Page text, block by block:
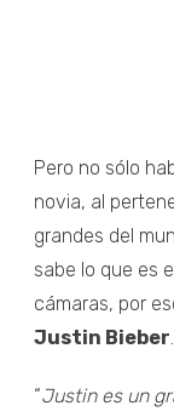
Pero no sólo
novia, al
grandes del
sabe lo que es
cámaras, por
Justin Bieber
“Justin es un